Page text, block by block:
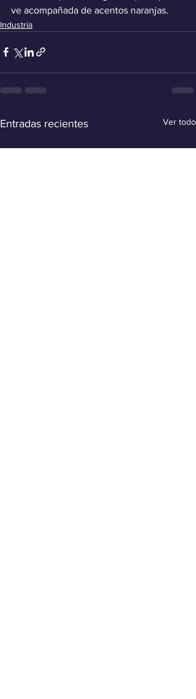
ve acompañada de acentos naranjas.
Industria
Entradas recientes Ver todo